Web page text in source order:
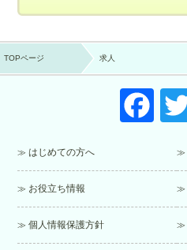
TOPページ 求人
F
a
e
b
はじめての方へ
お役立ち情報
個人情報保護方針